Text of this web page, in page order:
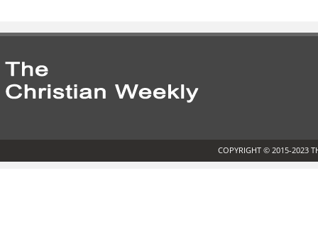
COPYRIGHT © 2015-2023